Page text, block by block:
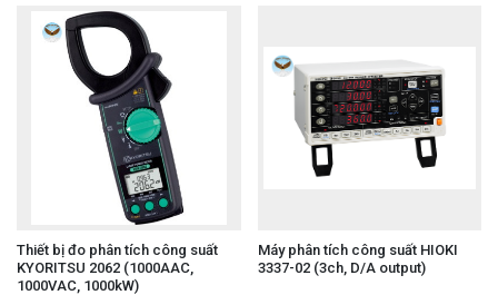
Thiết bị đo phân tích công suất
KYORITSU 2062 (1000AAC,
1000VAC, 1000kW)
Máy phân tích công suất HIOKI
3337-02 (3ch, D/A output)